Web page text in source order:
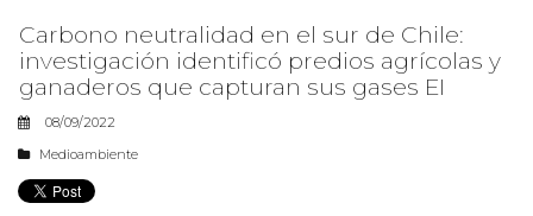
Carbono neutralidad en el sur de Chile:
investigación identificó predios agrícolas y
ganaderos que capturan sus gases EI
08/09/2022
Medioambiente